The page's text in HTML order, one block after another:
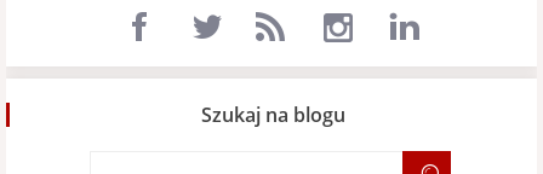
Szukaj na blogu